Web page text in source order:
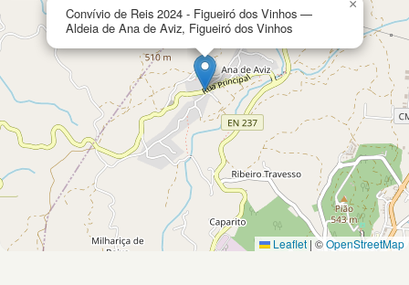
Convívio de Reis 2024 - Figueiró dos Vinhos —
Aldeia de Ana de Aviz, Figueiró dos Vinhos
×
Leaflet | ©OpenStreetMap